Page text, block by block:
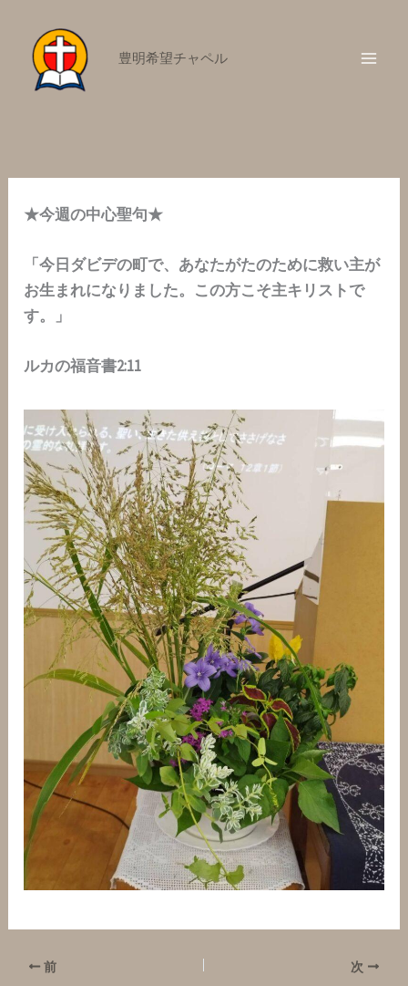
豊明希望チャペル
★今週の中心聖句★
「今日ダビデの町で、あなたがたのために救い主が
お生まれになりました。この方こそ主キリストで
す。」
ルカの福音書2:11
前 次